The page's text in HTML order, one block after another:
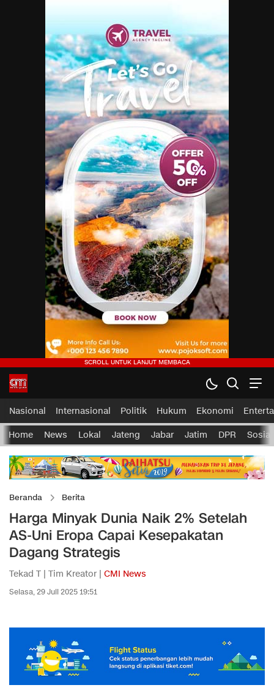
Nasional Internasional Politik Hukum Ekonomi
Home News Lokal Jateng Jabar Jatim DPR Sosial
Beranda Berita
Harga Minyak Dunia Naik 2% Setelah
AS-Uni Eropa Capai Kesepakatan
Dagang Strategis
Tekad T | Tim Kreator | CMI News
Selasa, 29 Juli 2025 19:51